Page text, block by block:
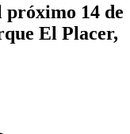
14 de
El Placer,